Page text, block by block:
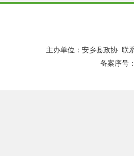
主办单位：安乡县政协 联
备案序号